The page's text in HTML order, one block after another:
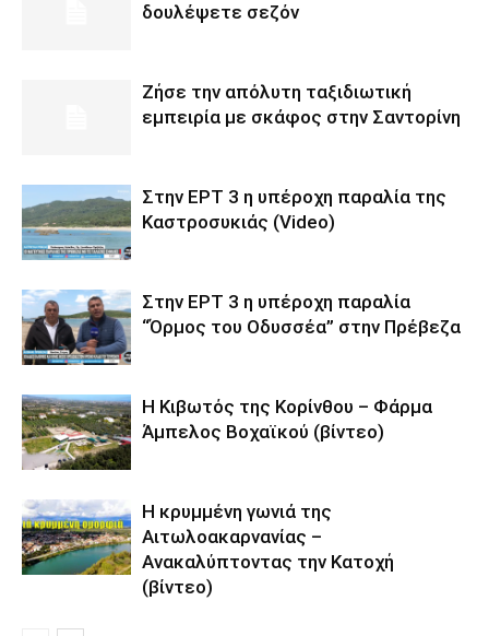
δουλέψετε σεζόν
Ζήσε την απόλυτη ταξιδιωτική
εμπειρία με σκάφος στην Σαντορίνη
Στην ΕΡΤ 3 η υπέροχη παραλία της
Καστροσυκιάς (Video)
Στην ΕΡΤ 3 η υπέροχη παραλία
“Όρμος του Οδυσσέα” στην Πρέβεζα
Η Κιβωτός της Κορίνθου – Φάρμα
Άμπελος Βοχαϊκού (βίντεο)
Η κρυμμένη γωνιά της
Αιτωλοακαρνανίας –
Ανακαλύπτοντας την Κατοχή
(βίντεο)